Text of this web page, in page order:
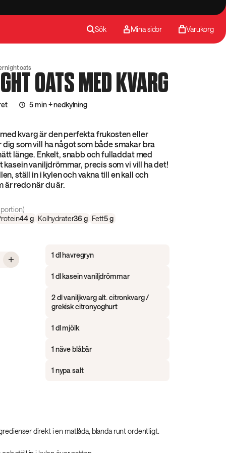
Sök Mina sidor Varukorg
oats OATS MED KVARG
5 min + nedkylning
kvarg är den perfekta frukosten eller
som vill ha något som både smakar bra
länge. Enkelt, snabb och fulladdat med
kasein vaniljdrömmar, precis som vi vill ha det!
ställ in i kylen och vakna till en kall och
är redo när du är.
44g Kolhydrater36 g Fett5g
oats med kvarg1 dl havregryn
1 dl kasein vaniljdrömmar
2 dl vaniljkvarg alt. citronkvarg /
grekisk citronyoghurt
1 dl mjölk
1 näve blåbär
1 nypa salt
direkt i en matlåda, blanda runt ordentligt.